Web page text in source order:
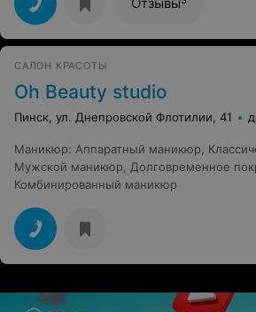
получилось как я и хотела,мастер
спрашивала мои предпочтения(к
запомнила ее имя).Девочки,большое
Отзывы
САЛОН КРАСОТЫ
Oh Beauty studio
Пинск, ул. Днепровской Флотилии, 41
Маникюр: Аппаратный маникюр,
Мужской маникюр, Долговременное
Комбинированный маникюр